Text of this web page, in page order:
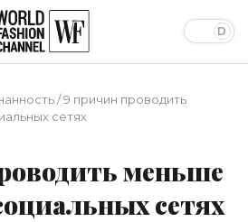
/9 причин проводить
сетях
меньше
сетях